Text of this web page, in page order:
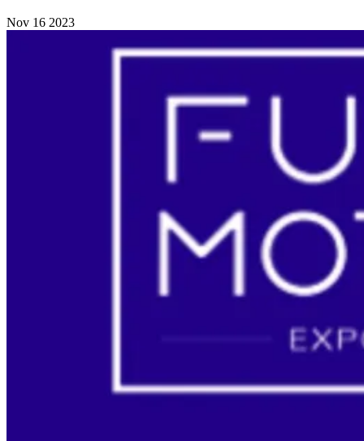
Nov 16 2023